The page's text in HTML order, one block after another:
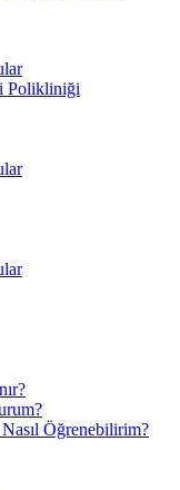
Polikliniği
Öğrenebilirim?